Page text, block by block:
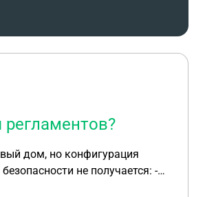
не получается: -